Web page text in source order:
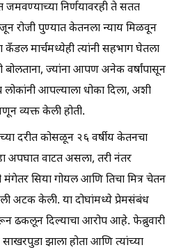
निर्णयावरही ते सतत
रोजी पुण्यात केतनला न्याय मिळवून
मार्चमध्येही त्यांनी सहभाग घेतला
बोलताना, ज्यांना आपण अनेक वर्षांपासून
आपल्याला धोका दिला, अशी
व्यक्त केली होती.
दरीत कोसळून २६ वर्षीय केतनचा
अपघात वाटत असला, तरी नंतर
मंगेतर सिया गोयल आणि तिचा मित्र चेतन
अटक केली. या दोघांमध्ये प्रेमसंबंध
ढकलून दिल्याचा आरोप आहे. फेब्रुवारी
झाला होता आणि त्यांच्या